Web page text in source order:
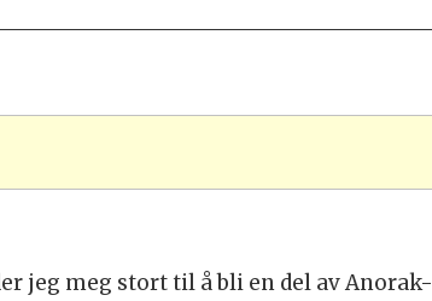
jeg meg stort til å bli en del av Anorak-